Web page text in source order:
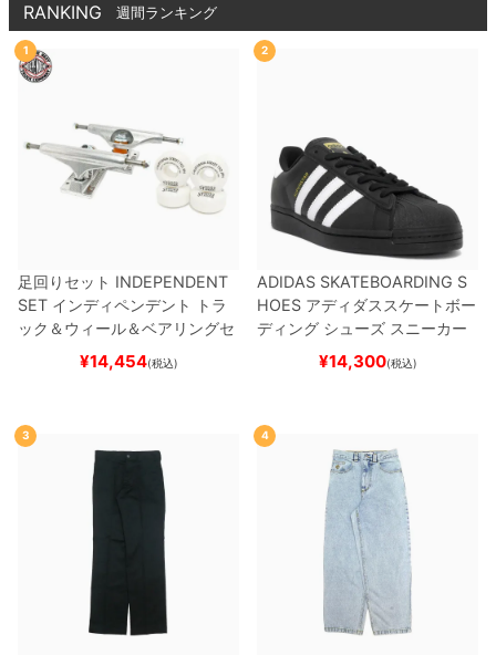
RANKING 週間ランキング
1
足回りセット INDEPENDENT
SET インディペンデント
トラ
ック＆ウィール＆ベアリングセ
（トリック用）
ード スケボー
¥14,454(税込)
2
ADIDAS SKATEBOARDING S
HOES アディダススケートボー
ディング シューズ スニーカー
スーパースター SUPERSTAR A
BLACK/WHITE/WHITE
ー
¥14,300(税込)
3 4